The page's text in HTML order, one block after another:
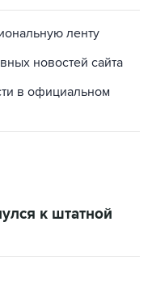
ленту
новостей сайта
в официальном
к штатной